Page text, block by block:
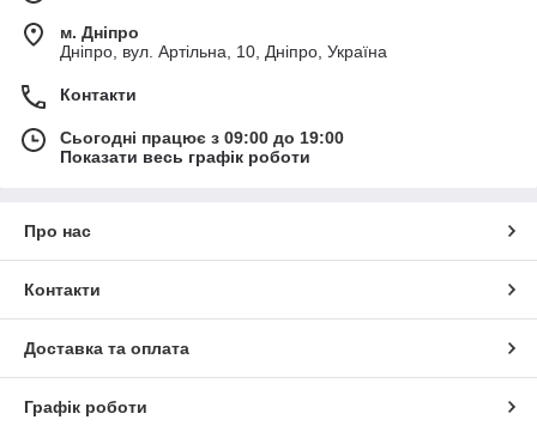
м. Дніпро
Дніпро, вул. Артільна, 10, Дніпро, Україна
Контакти
Сьогодні працює з 09:00 до 19:00
Показати весь графік роботи
Про нас
Контакти
Доставка та оплата
Графік роботи